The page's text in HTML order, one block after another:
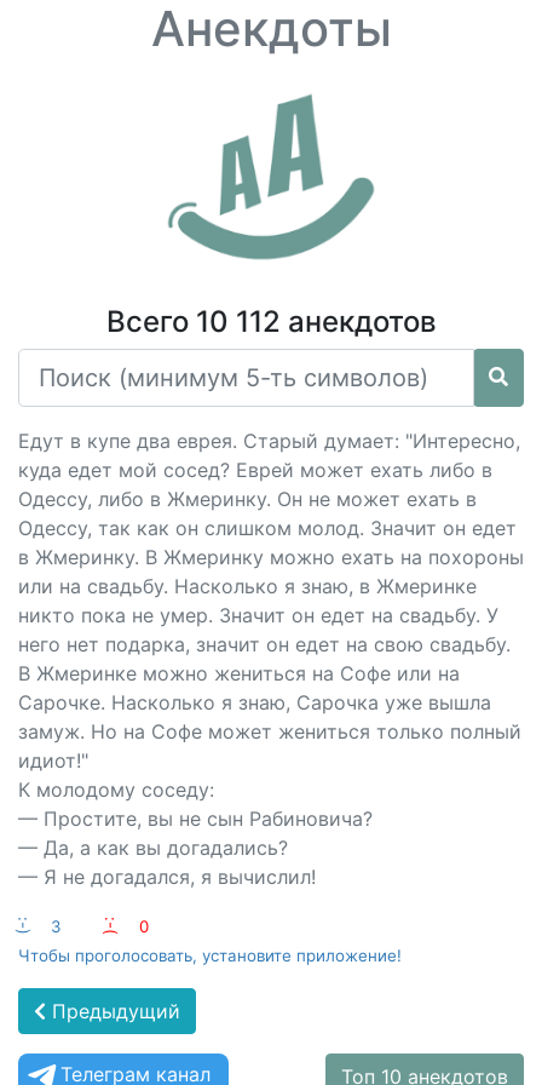
Анекдоты
Всего 10 112 анекдотов
Едут в купе два еврея. Старый думает: "Интересно,
куда едет мой сосед? Еврей может ехать либо в
Одессу, либо в Жмеринку. Он не может ехать в
Одессу, так как он слишком молод. Значит он едет
в Жмеринку. В Жмеринку можно ехать на похороны
или на свадьбу. Насколько я знаю, в Жмеринке
никто пока не умер. Значит он едет на свадьбу. У
него нет подарка, значит он едет на свою свадьбу.
В Жмеринке можно жениться на Софе или на
Сарочке. Насколько я знаю, Сарочка уже вышла
замуж. Но на Софе может жениться только полный
идиот!"
К молодому соседу:
— Простите, вы не сын Рабиновича?
— Да, а как вы догадались?
— Я не догадался, я вычислил!
:-) 3 :-(
0
Чтобы проголосовать, установите приложение!
Предыдущий
Телеграм канал Топ 10 анекдотов